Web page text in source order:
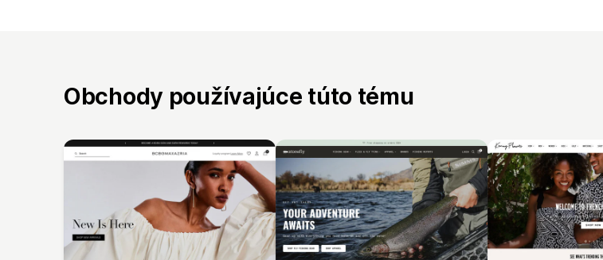
Obchody používajúce túto tému